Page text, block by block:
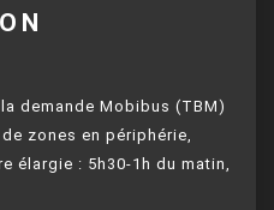
demande Mobibus (TBM)
zones en périphérie,
élargie : 5h30-1h du matin,